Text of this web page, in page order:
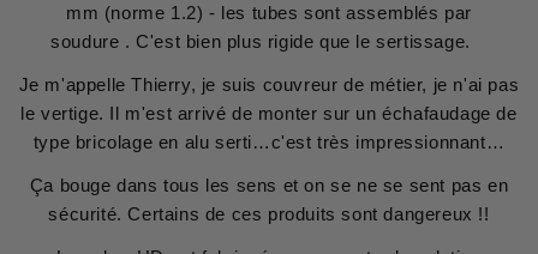
mm (norme 1.2) - les tubes sont assemblés par
soudure . C'est bien plus rigide que le sertissage.
Je m'appelle Thierry, je suis couvreur de métier, je n'ai pas
le vertige. Il m'est arrivé de monter sur un échafaudage de
type bricolage en alu serti…c'est très impressionnant…
Ça bouge dans tous les sens et on se ne se sent pas en
sécurité. Certains de ces produits sont dangereux !!